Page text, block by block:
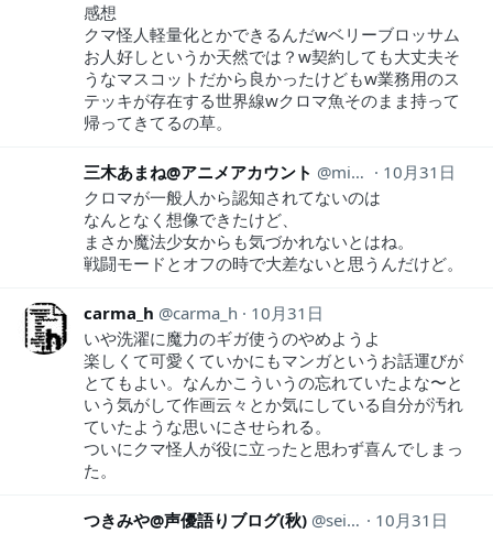
感想
クマ怪人軽量化とかできるんだwベリーブロッサム
お人好しというか天然では？w契約しても大丈夫そ
うなマスコットだから良かったけどもw業務用のス
テッキが存在する世界線wクロマ魚そのまま持って
帰ってきてるの草。
三木あまね@アニメアカウント mikiamimeaka
10月31日
クロマが一般人から認知されてないのは
なんとなく想像できたけど、
まさか魔法少女からも気づかれないとはね。
戦闘モードとオフの時で大差ないと思うんだけど。
carma_h carma_h
10月31日
いや洗濯に魔力のギガ使うのやめようよ
楽しくて可愛くていかにもマンガというお話運びが
とてもよい。なんかこういうの忘れていたよな〜と
いう気がして作画云々とか気にしている自分が汚れ
ていたような思いにさせられる。
ついにクマ怪人が役に立ったと思わず喜んでしまっ
た。
つきみや@声優語りブログ(秋) seiyugatari
10月31日